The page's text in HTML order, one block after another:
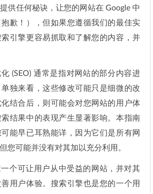
供任何秘诀，让您的网站在 Google 中
歉！），但如果您遵循我们的最佳实
引擎更容易抓取和了解您的内容，并
(SEO) 通常是指对网站的部分内容进
独来看，这些修改可能只是细微的改
结合后，则可能会对您网站的用户体
结果中的表现产生显著影响。本指南
能早已耳熟能详，因为它们是所有网
您可能并没有对其加以充分利用。
个可让用户从中受益的网站，并对其
用户体验。搜索引擎也是您的一个用